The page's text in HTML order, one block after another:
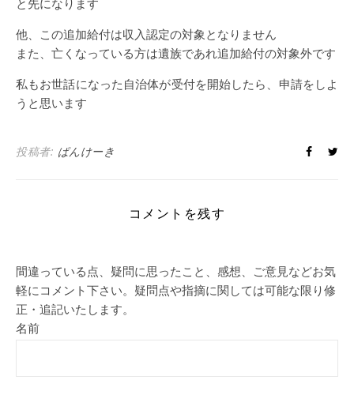
他、この追加給付は収入認定の対象となりません
また、亡くなっている方は遺族であれ追加給付の対象外です
私もお世話になった自治体が受付を開始したら、申請をしよ
うと思います
投稿者: ぱんけーき
コメントを残す
間違っている点、疑問に思ったこと、感想、ご意見などお気
軽にコメント下さい。疑問点や指摘に関しては可能な限り修
正・追記いたします。
名前